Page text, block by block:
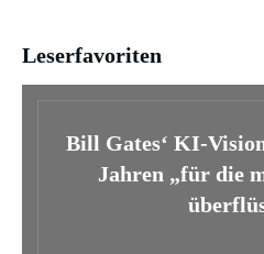
Leserfavoriten
Bill Gates‘ KI-
Jahren „für die